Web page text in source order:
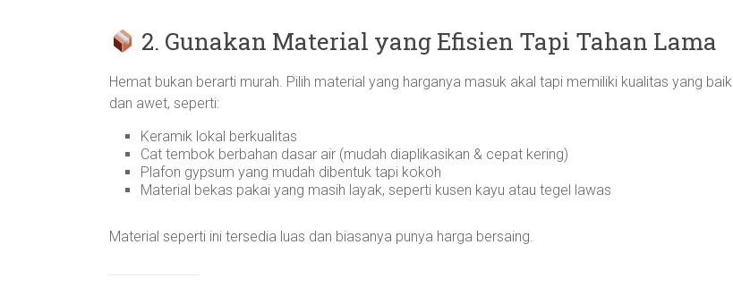
2. Gunakan Material yang Efisien Tapi Tahan Lama
Hemat bukan berarti murah. Pilih material yang harganya masuk akal tapi memiliki kualitas yang baik
dan awet, seperti:
Keramik lokal berkualitas
Cat tembok berbahan dasar air (mudah diaplikasikan & cepat kering)
Plafon gypsum yang mudah dibentuk tapi kokoh
Material bekas pakai yang masih layak, seperti kusen kayu atau tegel lawas
Material seperti ini tersedia luas dan biasanya punya harga bersaing.